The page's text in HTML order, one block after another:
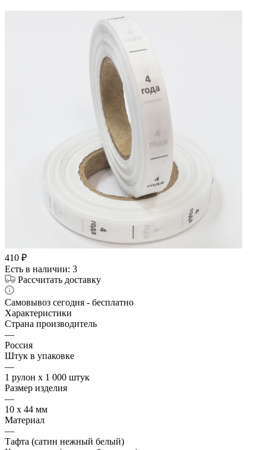
410 ₽
Есть в наличии: 3
Рассчитать доставку
Самовывоз сегодня - бесплатно
Характеристики
Страна производитель
—
Россия
Штук в упаковке
—
1 рулон х 1 000 штук
Размер изделия
—
10 х 44 мм
Материал
—
Тафта (сатин нежный белый)